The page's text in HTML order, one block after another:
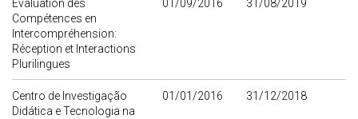
Evaluation des
Compétences en
Intercompréhension:
Réception et Interactions
Plurilingues
01/09/2016 31/08/2019
Centro de Investigação
Didática e Tecnologia na
01/01/2016 31/12/2018